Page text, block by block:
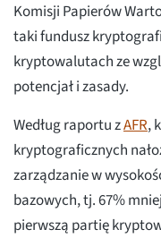
Komisji Papierów
taki fundusz
kryptowalutach ze
potencjał i zasady.
Według raportu zAFR,
kryptograficznych
zarządzanie w
bazowych, tj. 67%
pierwszą partię